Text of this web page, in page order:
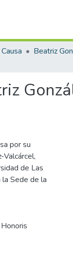
por su
de Las
Sede de la